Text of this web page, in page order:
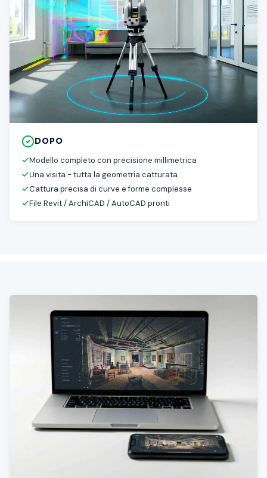
DOPO
Modello completo con precisione millimetrica
Una visita - tutta la geometria catturata
Cattura precisa di curve e forme complesse
File Revit / ArchiCAD / AutoCAD pronti